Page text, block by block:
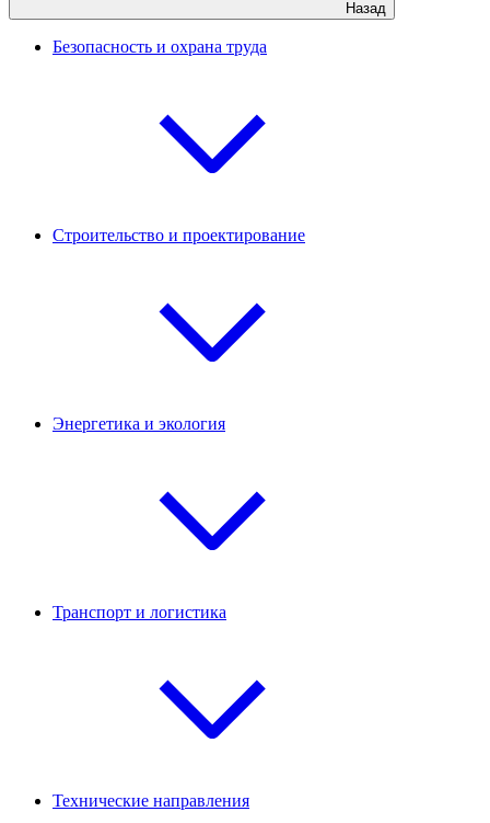
Назад
Безопасность и охрана труда
Строительство и проектирование
Энергетика и экология
Транспорт и логистика
Технические направления